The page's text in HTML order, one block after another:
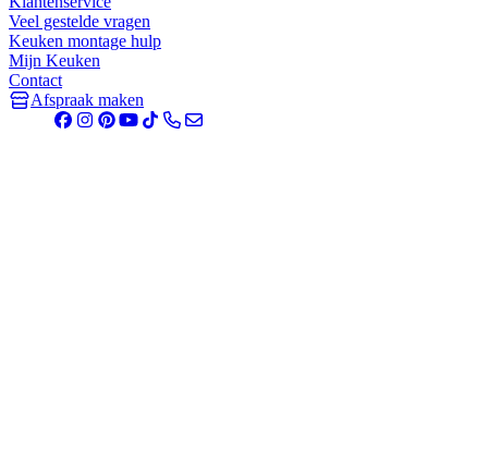
Veel gestelde vragen
Keuken montage hulp
Mijn Keuken
Contact
Afspraak maken